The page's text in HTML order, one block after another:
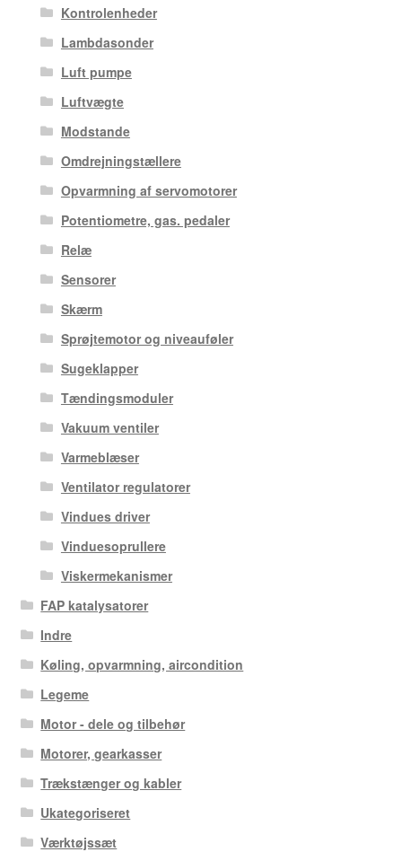
Kontrolenheder
Lambdasonder
Luft pumpe
Luftvægte
Modstande
Omdrejningstællere
Opvarmning af servomotorer
Potentiometre, gas. pedaler
Relæ
Sensorer
Skærm
Sprøjtemotor og niveauføler
Sugeklapper
Tændingsmoduler
Vakuum ventiler
Varmeblæser
Ventilator regulatorer
Vindues driver
Vinduesoprullere
Viskermekanismer
FAP katalysatorer
Indre
Køling, opvarmning, aircondition
Legeme
Motor - dele og tilbehør
Motorer, gearkasser
Trækstænger og kabler
Ukategoriseret
Værktøjssæt